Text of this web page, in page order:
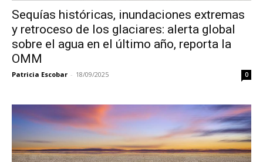
Sequías históricas, inundaciones extremas
y retroceso de los glaciares: alerta global
sobre el agua en el último año, reporta la
OMM
Patricia Escobar - 18/09/2025 0